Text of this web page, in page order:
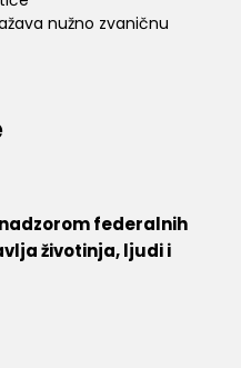
nužno zvaničnu
federalnih
životinja, ljudi i